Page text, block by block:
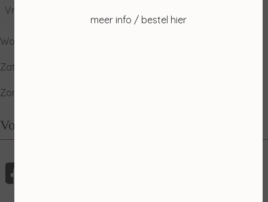
Vrijdag
Woensdag: gesloten
Zaterdag: ophalen producten
Zondag: relaxdag
Volg mij
meer info / bestel hier